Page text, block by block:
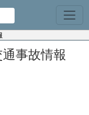
事故情報